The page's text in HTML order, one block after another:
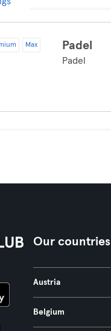
Max Padel
Padel
Our countries
Austria
Belgium